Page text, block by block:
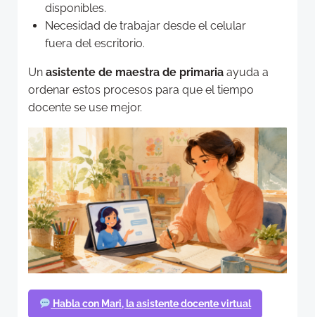
disponibles.
Necesidad de trabajar desde el celular
fuera del escritorio.
Un asistente de maestra de primaria ayuda a
ordenar estos procesos para que el tiempo
docente se use mejor.
Habla con Mari, la asistente docente virtual